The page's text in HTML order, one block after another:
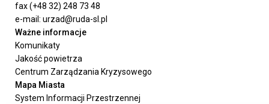
fax (+48 32) 248 73 48
e-mail: urzad@ruda-sl.pl
Ważne informacje
Komunikaty
Jakość powietrza
Centrum Zarządzania Kryzysowego
Mapa Miasta
System Informacji Przestrzennej